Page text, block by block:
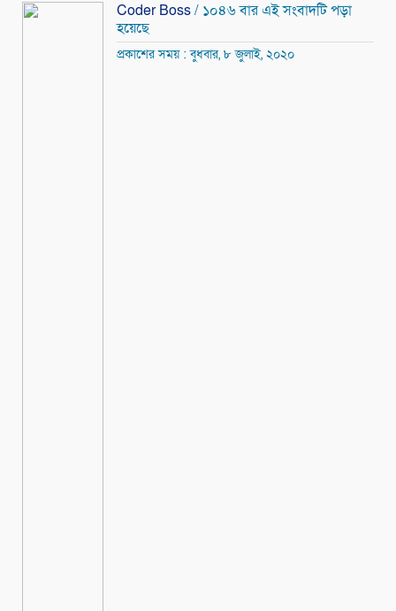
Coder Boss/ ১০৪৬ বার এই সংবাদটি পড়া
হয়েছে
প্রকাশের সময় : বুধবার, ৮ জুলাই, ২০২০